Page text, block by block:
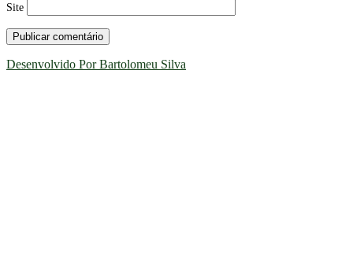
Site
Desenvolvido Por Bartolomeu Silva